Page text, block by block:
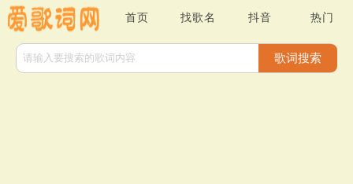
首页 找歌名 抖音 热门
歌词搜索